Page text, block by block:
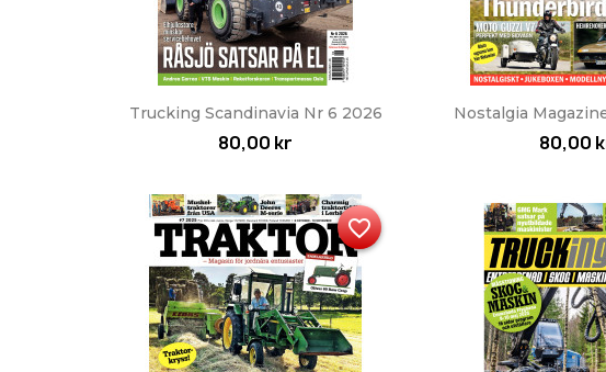
Snabbvy
Trucking Scandinavia Nr 6 2026
80,00 kr

Nostalgia
80,00
favorite_border